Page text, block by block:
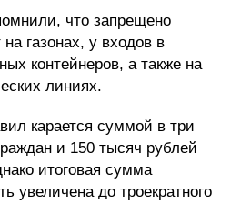
что запрещено
газонах, у входов в
контейнеров, а также на
линиях.
карается суммой в три
и 150 тысяч рублей
итоговая сумма
увеличена до троекратного